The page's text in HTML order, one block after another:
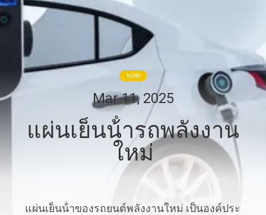
แสดง
VR
เกี่ยว
กับ
NEWS
Mar 11, 2025
แผ่นเย็นน้ํารถพลังงาน
ใหม่
แผ่นเย็นน้ําของรถยนต์พลังงานใหม่ เป็นองค์ประ